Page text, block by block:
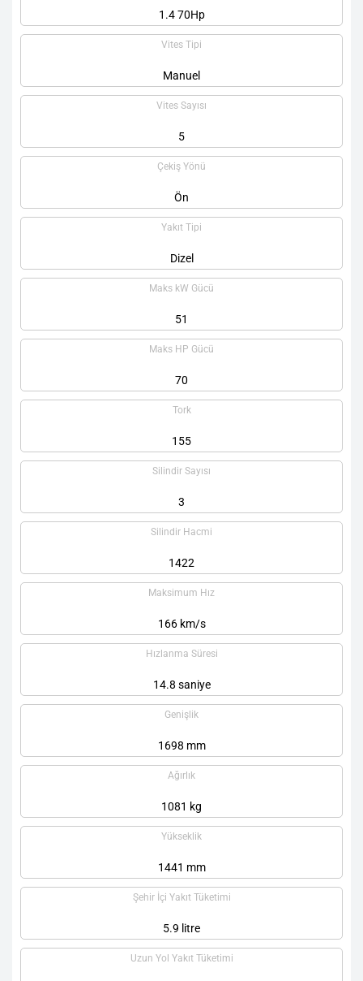
1.4 70Hp
Vites Tipi
Manuel
Vites Sayısı
5
Çekiş Yönü
Ön
Yakıt Tipi
Dizel
Maks kW Gücü
51
Maks HP Gücü
70
Tork
155
Silindir Sayısı
3
Silindir Hacmi
1422
Maksimum Hız
166 km/s
Hızlanma Süresi
14.8 saniye
Genişlik
1698 mm
Ağırlık
1081 kg
Yükseklik
1441 mm
Şehir İçi Yakıt Tüketimi
5.9 litre
Uzun Yol Yakıt Tüketimi